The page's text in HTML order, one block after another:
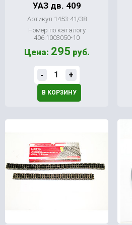
УАЗ дв. 409
Артикул 1453-41/38
Номер по каталогу
406.1003050-10
Цена: 295 руб.
- +
В КОРЗИНУ